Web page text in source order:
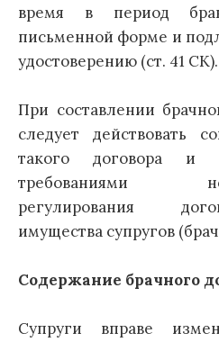
время в период
письменной форме и
удостоверению (ст. 41 СК).
При составлении
следует действовать
такого договора и
требованиями
регулирования
имущества супругов
Содержание брачного
Супруги вправе